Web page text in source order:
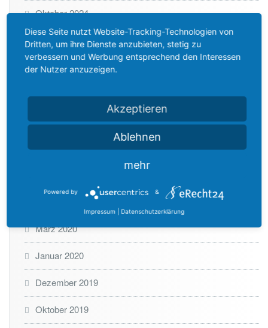
Oktober 2024
August 2023
Juni 2022
März 2022
Januar 2022
Oktober 2020
März 2020
Januar 2020
Dezember 2019
Oktober 2019
Diese Seite nutzt Website-Tracking-Technologien von
Dritten, um ihre Dienste anzubieten, stetig zu
verbessern und Werbung entsprechend den Interessen
der Nutzer anzuzeigen.
Akzeptieren
Ablehnen
mehr
Powered by &
Impressum Datenschutzerklärung